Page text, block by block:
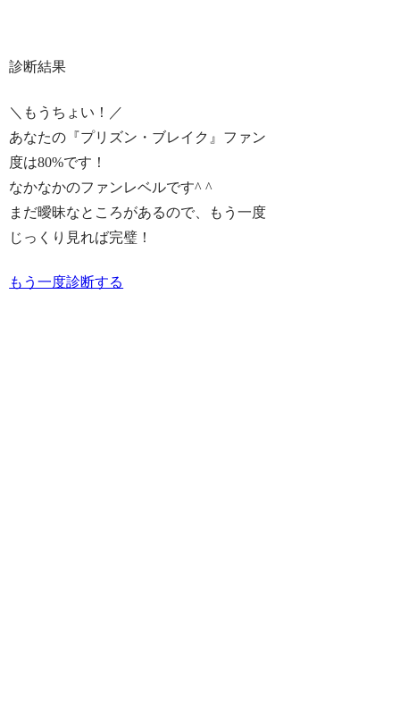
診断結果
＼もうちょい！／
あなたの『プリズン・ブレイク』ファン
度は80%です！
なかなかのファンレベルです^ ^
まだ曖昧なところがあるので、もう一度
じっくり見れば完璧！
もう一度診断する